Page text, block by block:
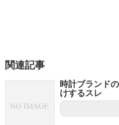
関連記事
時計ブランド
けするスレ